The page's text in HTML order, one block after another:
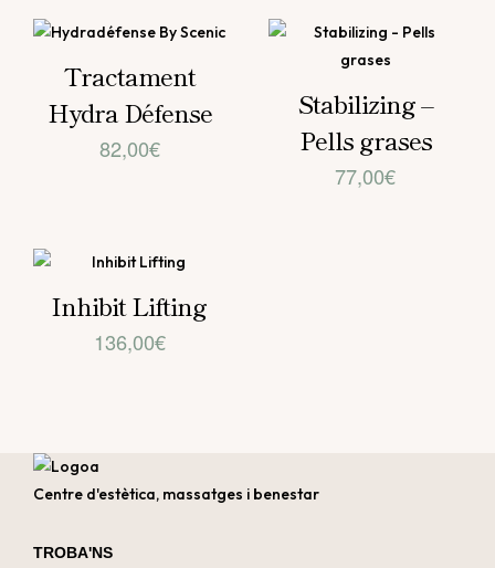
Tractament
Hydra Défense
82,00€
Stabilizing –
Pells grases
77,00€
Inhibit Lifting
136,00€
Centre d'estètica, massatges i benestar
TROBA'NS